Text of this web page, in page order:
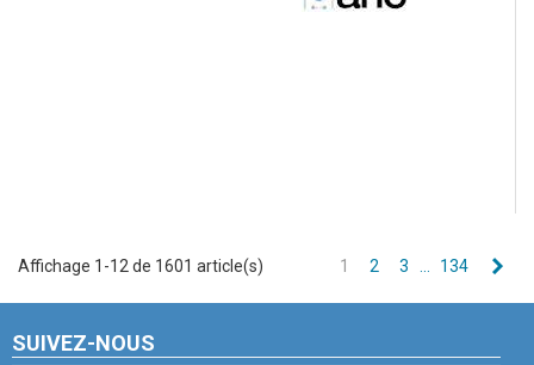
Affichage 1-12 de 1601 article(s) 1 2 3 134
SUIVEZ-NOUS